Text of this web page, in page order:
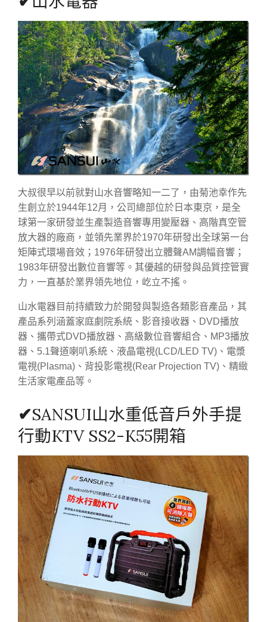
大叔很早以前就對山水音響略知一二了，由菊池幸作先
生創立於1944年12月，公司總部位於日本東京，是全
球第一家研發並生產製造音響專用變壓器、高階真空管
放大器的廠商，並領先業界於1970年研發出全球第一台
矩陣式環場音效；1976年研發出立體聲AM調幅音響；
1983年研發出數位音響等。其優越的研發與品質控管實
力，一直基於業界領先地位，屹立不搖。
山水電器目前持續致力於開發與製造各類影音產品，其
產品系列涵蓋家庭劇院系統、影音接收器、DVD播放
器、攜帶式DVD播放器、高級數位音響組合、MP3播放
器、5.1聲道喇叭系統、液晶電視(LCD/LED TV)、電漿
電視(Plasma)、背投影電視(Rear Projection TV)、精緻
生活家電產品等。
✔SANSUI山水重低音戶外手提
行動KTV SS2-K55開箱